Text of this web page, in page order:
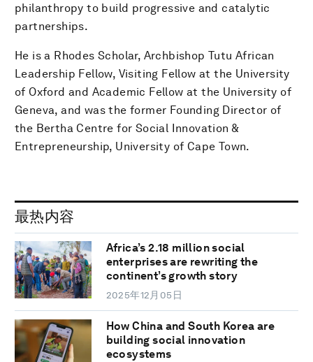
philanthropy to build progressive and catalytic
partnerships.
He is a Rhodes Scholar, Archbishop Tutu African
Leadership Fellow, Visiting Fellow at the University
of Oxford and Academic Fellow at the University of
Geneva, and was the former Founding Director of
the Bertha Centre for Social Innovation &
Entrepreneurship, University of Cape Town.
最热内容
Africa’s 2.18 million social
enterprises are rewriting the
continent’s growth story
2025年12月05日
How China and South Korea are
building social innovation
ecosystems